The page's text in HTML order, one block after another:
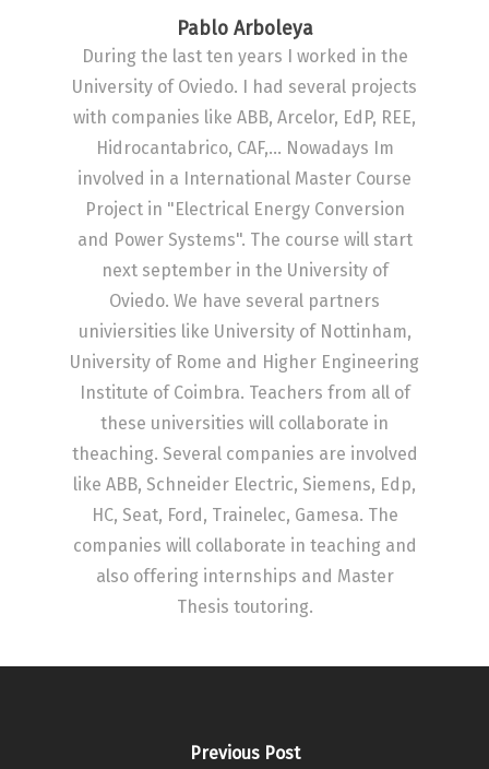
Pablo Arboleya
During the last ten years I worked in the
University of Oviedo. I had several projects
with companies like ABB, Arcelor, EdP, REE,
Hidrocantabrico, CAF,... Nowadays Im
involved in a International Master Course
Project in "Electrical Energy Conversion
and Power Systems". The course will start
next september in the University of
Oviedo. We have several partners
univiersities like University of Nottinham,
University of Rome and Higher Engineering
Institute of Coimbra. Teachers from all of
these universities will collaborate in
theaching. Several companies are involved
like ABB, Schneider Electric, Siemens, Edp,
HC, Seat, Ford, Trainelec, Gamesa. The
companies will collaborate in teaching and
also offering internships and Master
Thesis toutoring.
Previous Post